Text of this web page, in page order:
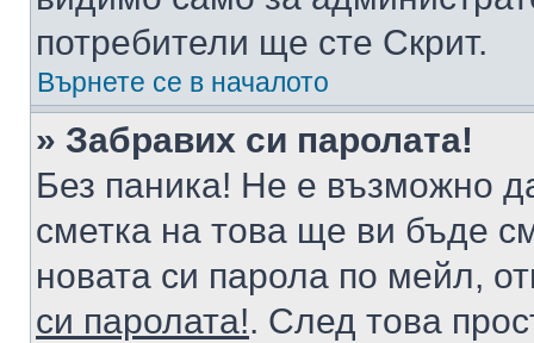
потребители ще сте Скрит.
Върнете се в началото
» Забравих си паролата!
Без паника! Не е възможно
сметка на това ще ви бъде
новата си парола по мейл,
си паролата!. След това